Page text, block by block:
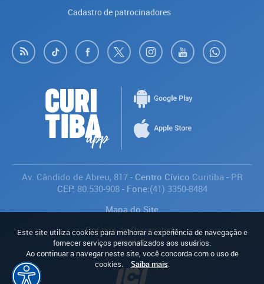
Cadastro de patrocinadores
Av. Cândido de Abreu, 817- Centro Cívico Curitiba- PR
CEP: 80.530-908- Fone:(41) 3350-8484
Mapa do Site
Política de Privacidade
Avaliar
Este site utiliza cookies para melhorar a experiência de navegação e
fornecer serviços personalizados aos usuários.
Ao continuar a navegar neste site, você concorda com o uso de
cookies.
Saiba mais.